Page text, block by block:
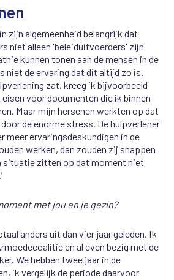
zijn algemeenheid belangrijk dat
niet alleen 'beleiduitvoerders' zijn
kunnen tonen aan de mensen in de
niet de ervaring dat dit altijd zo is.
zat, kreeg ik bijvoorbeeld
voor documenten die ik binnen
Maar mijn hersenen werkten op dat
de enorme stress. De hulpverlener
meer ervaringsdeskundigen in de
werken, dan zouden zij snappen
situatie zitten op dat moment niet
met jou en je gezin?
anders uit dan vier jaar geleden. Ik
en al even bezig met de
We hebben twee jaar in de
ik vergelijk de periode daarvoor